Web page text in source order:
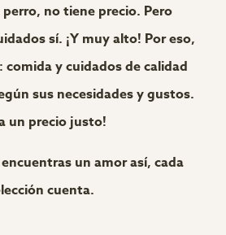
perro, no tiene precio. Pero
sí. ¡Y muy alto! Por eso,
comida y cuidados de calidad
sus necesidades y gustos.
un precio justo!
un amor así, cada
cuenta.